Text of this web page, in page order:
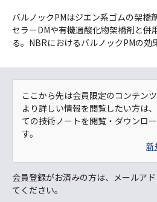
バルノックPMはジエン系ゴムの架橋
セラーDMや有機過酸化物架橋剤と併
る。NBRにおけるバルノックPMの効
ここから先は会員限定のコンテンツ
より詳しい情報を閲覧したい方は
ての技術ノートを閲覧・ダウンロ
す。
新
会員登録がお済みの方は、メールア
てください。